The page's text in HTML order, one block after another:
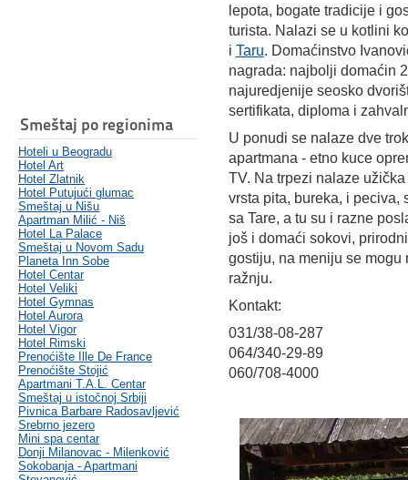
Smeštaj po regionima
Hoteli u Beogradu
Hotel Art
Hotel Zlatnik
Hotel Putujući glumac
Smeštaj u Nišu
Apartman Milić - Niš
Hotel La Palace
Smeštaj u Novom Sadu
Planeta Inn Sobe
Hotel Centar
Hotel Veliki
Hotel Gymnas
Hotel Aurora
Hotel Vigor
Hotel Rimski
Prenoćište Ille De France
Prenoćište Stojić
Apartmani T.A.L. Centar
Smeštaj u istočnoj Srbiji
Pivnica Barbare Radosavljević
Srebrno jezero
Mini spa centar
Donji Milanovac - Milenković
Sokobanja - Apartmani
lepota, bogate tradicije i
turista. Nalazi se u kotlini
i Taru. Domaćinstvo
nagrada: najbolji domaćin
najuredjenije seosko
sertifikata, diploma i
U ponudi se nalaze dve
apartmana - etno kuce
TV. Na trpezi nalaze
vrsta pita, bureka, i peciva,
sa Tare, a tu su i razne
još i domaći sokovi,
gostiju, na meniju se
ražnju.
Kontakt:
031/38-08-287
064/340-29-89
060/708-4000